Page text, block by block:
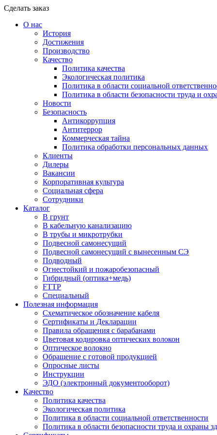
Сделать заказ
О нас
История
Достижения
Производство
Качество
Политика качества
Экологическая политика
Политика в области социальной
Политика в области безопасности труда и
Новости
Безопасность
Антикоррупция
Антитеррор
Коммерческая тайна
Политика обработки персональных данных
Клиенты
Дилеры
Вакансии
Корпоративная культура
Социальная сфера
Сотрудники
Каталог
В грунт
В кабельную канализацию
В трубы и микротрубки
Подвесной самонесущий
Подвесной самонесущий с вынесенным СЭ
Подводный
Огнестойкий и пожаробезопасный
Гибридный (оптика+медь)
FTTP
Специальный
Полезная информация
Схематическое обозначение кабеля
Сертификаты и Декларации
Правила обращения с барабанами
Цветовая кодировка оптических волокон
Оптическое волокно
Обращение с готовой продукцией
Опросные листы
Инструкции
ЭДО (электронный документооборот)
Качество
Политика качества
Экологическая политика
Политика в области социальной ответственности
Политика в области безопасности труда и охраны